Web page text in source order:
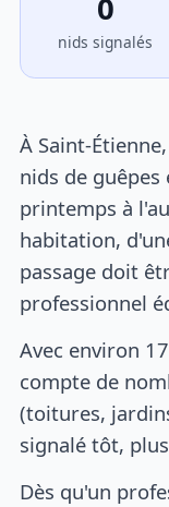
nids signalés
À Saint-
nids de
printemps à
habitation,
passage doit
professionnel
Avec environ
compte de
(toitures,
signalé tôt,
Dès qu'un